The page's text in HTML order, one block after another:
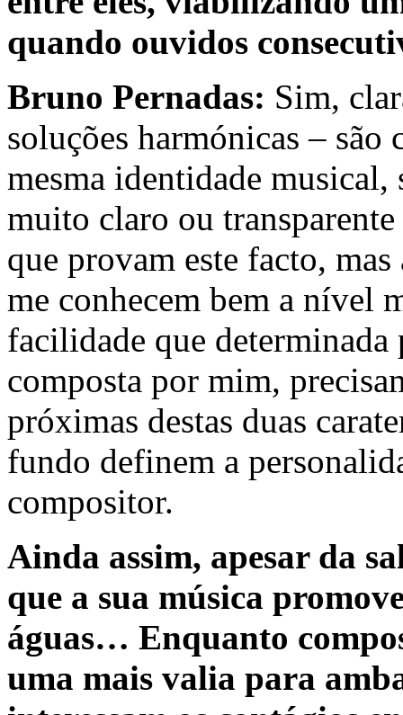
quando ouvidos
Bruno Pernadas: Sim,
soluções harmónicas – são
mesma identidade musical,
muito claro ou
que provam este facto, mas
me conhecem bem a nível
facilidade que
composta por mim,
próximas destas duas
fundo definem a
compositor.
Ainda assim, apesar da
que a sua música
águas… Enquanto
uma mais valia para